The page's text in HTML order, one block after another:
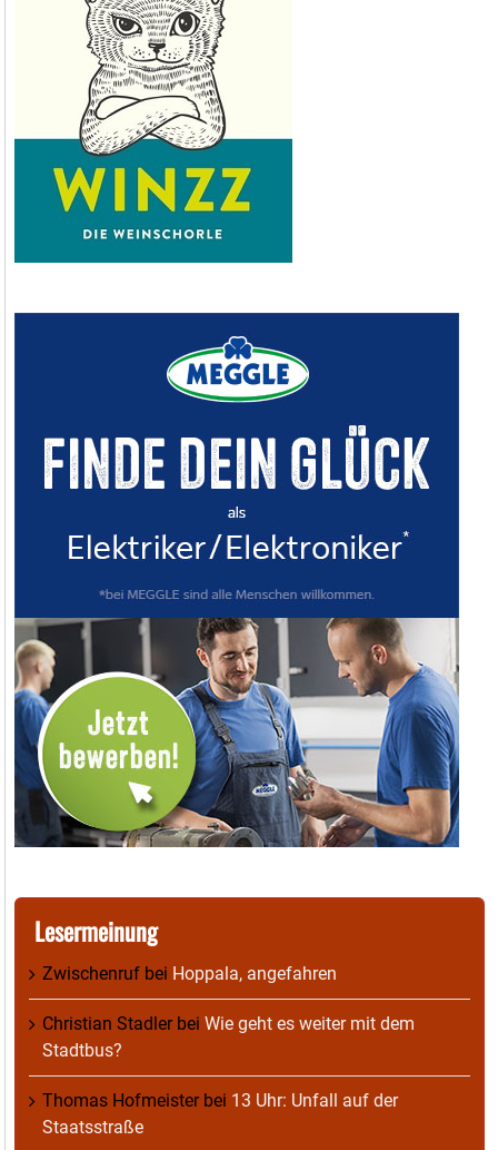
Lesermeinung
Zwischenruf bei Hoppala, angefahren
Christian Stadlerbei Wie geht es weiter mit dem
Stadtbus?
Thomas Hofmeisterbei 13 Uhr: Unfall auf der
Staatsstraße